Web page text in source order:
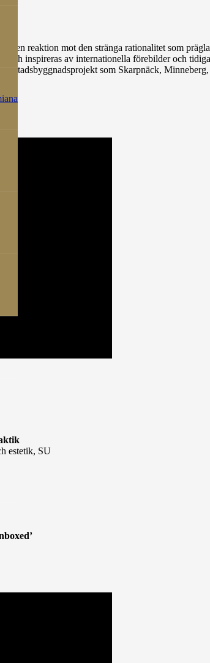
en reaktion mot den stränga rationalitet som
och inspireras av internationella förebilder och
stadsbyggnadsprojekt som Skarpnäck,
estetik, SU